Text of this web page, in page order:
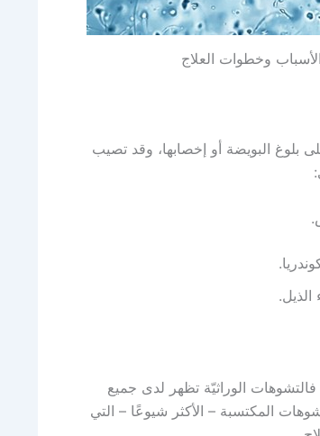
وخطوات العلاج
بلوغ البويضة أو إخصابها، وقد تصيب
الذيل.
فالتشوهات الوراثيّة تظهر لدى جميع
المكتسبة – الأكثر شيوعًا – التي